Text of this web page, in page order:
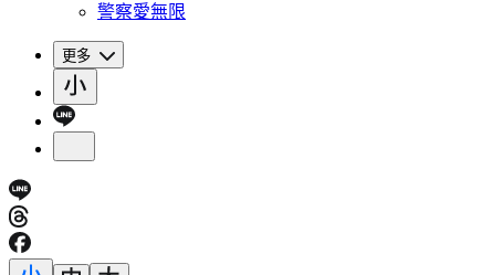
警察愛無限
更多